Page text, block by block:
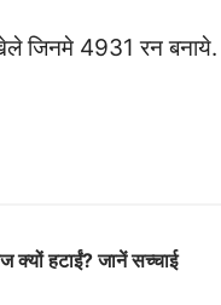
जिनमे 4931 रन
क्यों हटाईं? जानें सच्चाई